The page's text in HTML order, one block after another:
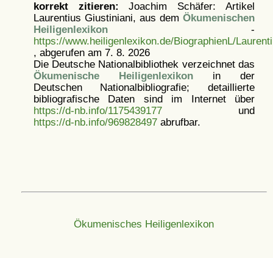
korrekt zitieren: Joachim Schäfer: Artikel
Laurentius Giustiniani, aus dem Ökumenischen
Heiligenlexikon-
https://www.heiligenlexikon.de/BiographienL/
, abgerufen am 7. 8. 2026
Die Deutsche Nationalbibliothek verzeichnet das
Ökumenische Heiligenlexikonin der
Deutschen Nationalbibliografie; detaillierte
bibliografische Daten sind im Internet über
https://d-nb.info/1175439177und
https://d-nb.info/969828497abrufbar.
Ökumenisches Heiligenlexikon